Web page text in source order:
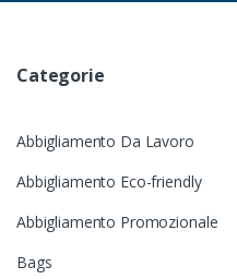
Categorie
Abbigliamento Da Lavoro
Abbigliamento Eco-friendly
Abbigliamento Promozionale
Bags